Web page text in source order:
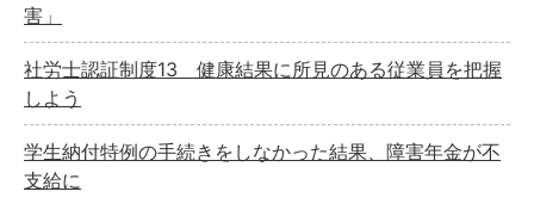
害」
社労士認証制度13 健康結果に所見のある従業員を把握
しよう
学生納付特例の手続きをしなかった結果、障害年金が不
支給に